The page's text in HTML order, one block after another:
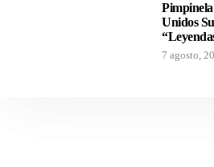
Unidos
7 agosto,